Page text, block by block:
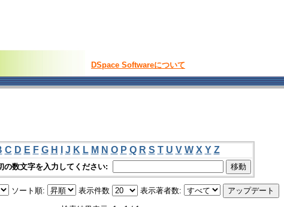
DSpace Softwareについて
C D E F G H J K L M N O P Q R S T U V W X Y Z
の数文字を入力してください:
ソート順: 表示件数 表示著者数: